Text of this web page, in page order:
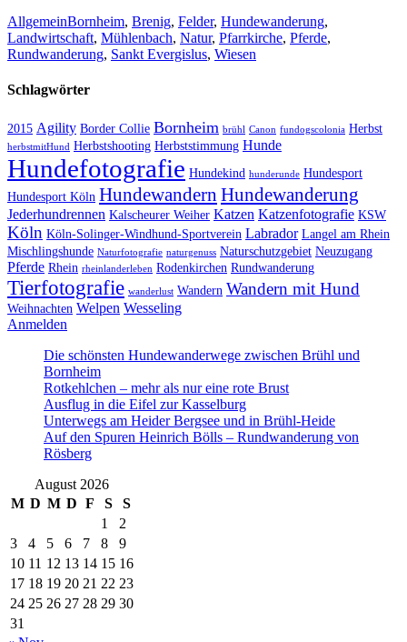
Kategorien
AllgemeinSchlagworte
Bornheim, Brenig, Felder, Hundewanderung,
Landwirtschaft, Mühlenbach, Natur, Pfarrkirche, Pferde,
Rundwanderung, Sankt Evergislus, Wiesen
Schlagwörter
2015 Agility Border Collie Bornheim brühl Canon fundogscolonia Herbst
herbstmitHund Herbstshooting Herbststimmung Hunde
Hundefotografie Hundekind hunderunde Hundesport
Hundesport Köln Hundewandern Hundewanderung
Jederhundrennen Kalscheurer Weiher Katzen Katzenfotografie KSW
Köln Köln-Solinger-Windhund-Sportverein Labrador Langel am Rhein
Mischlingshunde Naturfotografie naturgenuss Naturschutzgebiet Neuzugang
Pferde Rhein rheinlanderleben Rodenkirchen Rundwanderung
Tierfotografie wanderlust Wandern Wandern mit Hund
Weihnachten Welpen Wesseling
Anmelden
Die schönsten Hundewanderwege zwischen Brühl und
Bornheim
Rotkehlchen – mehr als nur eine rote Brust
Ausflug in die Eifel zur Kasselburg
Unterwegs am Heider Bergsee und in Brühl-Heide
Auf den Spuren Heinrich Bölls – Rundwanderung von
Rösberg
August 2026
M D M D F S
S
1
2
3
4 5 6 7 8
9
10 11 12 13 14 15 16
17 18 19 20 21 22 23
24 25 26 27 28 29 30
31